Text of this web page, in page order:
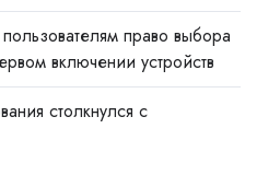
право выбора
включении устройств
столкнулся с